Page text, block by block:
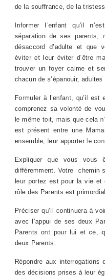
de la souffrance, de la
Informer l’enfant qu’il
séparation de ses parents,
désaccord d’adulte et que
éviter et leur éviter d’être
trouver un foyer calme et
chacun de s’épanouir,
Formuler à l’enfant, qu’il
comprenez sa volonté de
le même toit, mais que cela
est présent entre une
ensemble, leur apporter le
Expliquer que vous vous
différemment. Votre chemin
leur portez est pour la vie
rôle des Parents est
Préciser qu’il continuera à
avec l’appui de ses deux
Parents ont pour lui et ce,
deux Parents.
Répondre aux
des décisions prises à leur